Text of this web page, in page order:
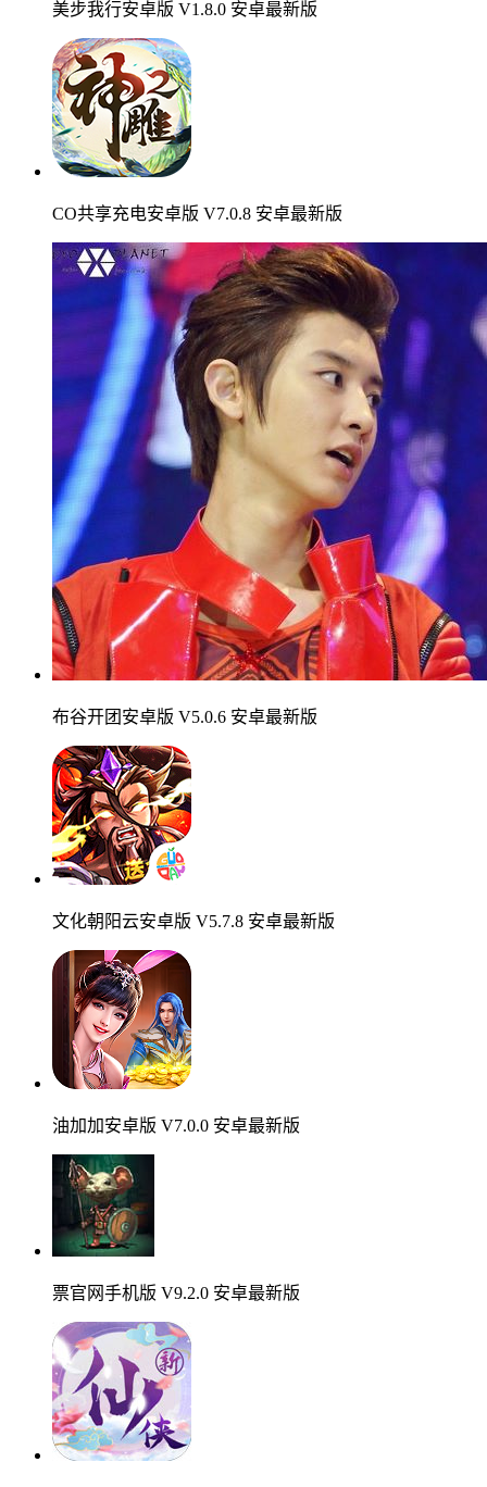
美步我行安卓版 V1.8.0 安卓最新版
CO共享充电安卓版 V7.0.8 安卓最新版
布谷开团安卓版 V5.0.6 安卓最新版
文化朝阳云安卓版 V5.7.8 安卓最新版
油加加安卓版 V7.0.0 安卓最新版
票官网手机版 V9.2.0 安卓最新版